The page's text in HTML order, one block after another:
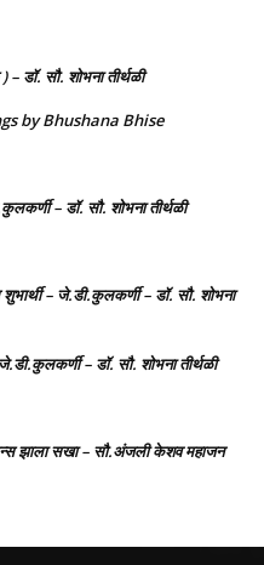
डॉ. सौ. शोभना तीर्थळी
by Bhushana Bhise
– डॉ. सौ. शोभना तीर्थळी
– जे.डी.कुलकर्णी – डॉ. सौ. शोभना
– डॉ. सौ. शोभना तीर्थळी
झाला सखा – सौ.अंजली केशव महाजन